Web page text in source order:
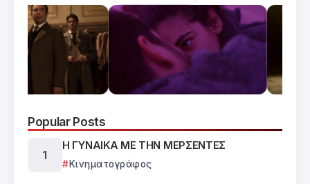
Popular Posts
Η ΓΥΝΑΙΚΑ ΜΕ ΤΗΝ ΜΕΡΣΕΝΤΕΣ
Κινηματογράφος